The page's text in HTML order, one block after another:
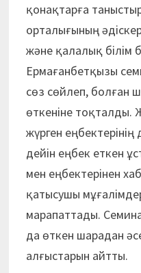
қонақтарға
орталығының
және қалалық білім
Ермағанбетқызы
сөз сөйлеп, болған
өткеніне тоқталды.
жүрген еңбектерінің
дейін еңбек еткен
мен еңбектерінен
қатысушы
марапаттады.
да өткен шарадан
алғыстарын айтты.